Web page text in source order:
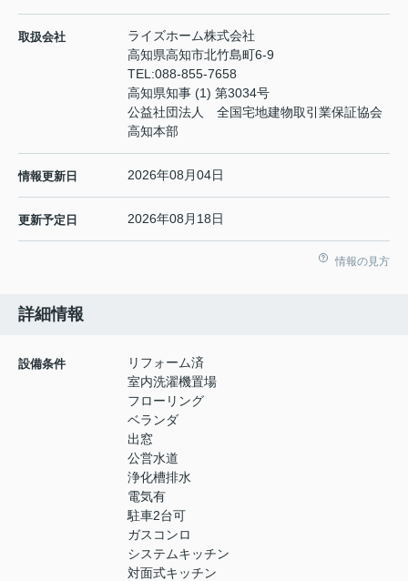
取扱会社
ライズホーム株式会社
高知県高知市北竹島町6-9
TEL:088-855-7658
高知県知事 (1) 第3034号
公益社団法人 全国宅地建物取引業保証協会
高知本部
情報更新日 2026年08月04日
更新予定日 2026年08月18日
情報の見方
詳細情報
設備条件
リフォーム済
室内洗濯機置場
フローリング
ベランダ
出窓
公営水道
浄化槽排水
電気有
駐車2台可
ガスコンロ
システムキッチン
対面式キッチン